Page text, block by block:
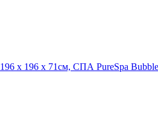
x 196 х 71см, СПА PureSpa